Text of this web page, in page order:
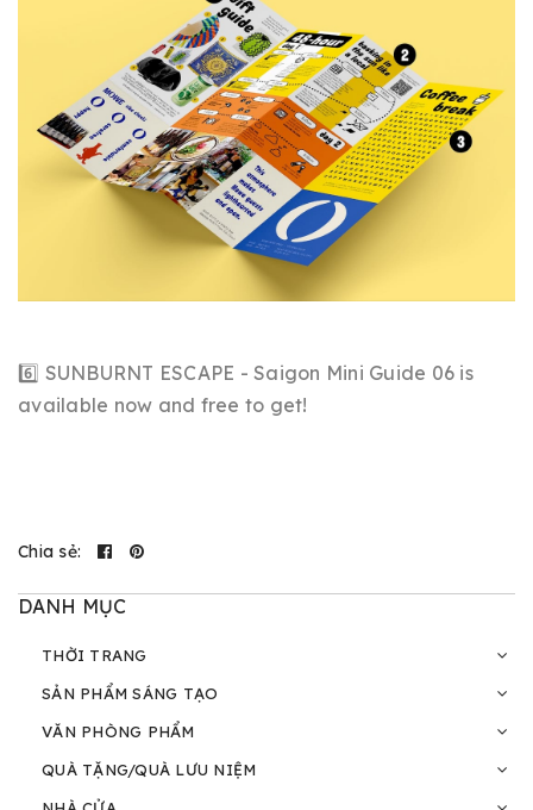
6️⃣ SUNBURNT ESCAPE - Saigon Mini Guide 06 is
available now and free to get!
Chia sẻ:
DANH MỤC
THỜI TRANG
SẢN PHẨM SÁNG TẠO
VĂN PHÒNG PHẨM
QUÀ TẶNG/QUÀ LƯU NIỆM